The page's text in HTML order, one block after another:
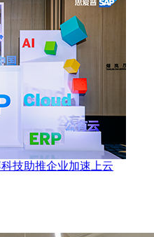
技助推企业加速上云